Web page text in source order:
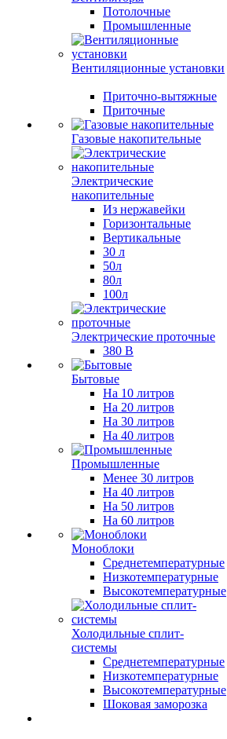
Потолочные
Промышленные
Вентиляционные установки
Приточно-вытяжные
Приточные
Газовые накопительные
Электрические
накопительные
Из нержавейки
Горизонтальные
Вертикальные
30 л
50л
80л
100л
Электрические проточные
380 В
Бытовые
На 10 литров
На 20 литров
На 30 литров
На 40 литров
Промышленные
Менее 30 литров
На 40 литров
На 50 литров
На 60 литров
Моноблоки
Среднетемпературные
Низкотемпературные
Высокотемпературные
Холодильные сплит-
системы
Среднетемпературные
Низкотемпературные
Высокотемпературные
Шоковая заморозка